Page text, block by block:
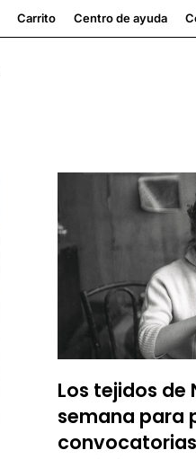
Carrito Centro de ayuda
Los tejidos de
semana para